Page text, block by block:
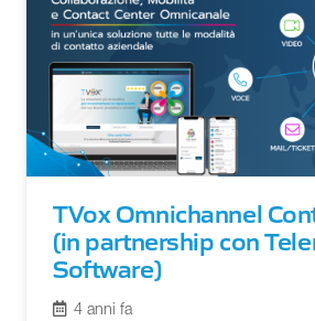
TVox Omnichannel
(in partnership con
Software)
4 anni fa